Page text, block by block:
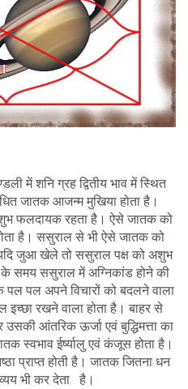
में शनि ग्रह द्वितीय भाव में स्थित
जातक आजन्म मुखिया होता है।
फलदायक रहता है। ऐसे जातक को
है। ससुराल से भी ऐसे जातक को
जुआ खेले तो ससुराल पक्ष को अशुभ
समय ससुराल में अग्निकांड होने की
पल पल अपने विचारों को बदलने वाला
इच्छा रखने वाला होता है। बाहर से
आंतरिक ऊर्जा एवं बुद्धिमत्ता का
स्वभाव ईर्ष्यालु एवं कंजूस होता है।
प्राप्त होती है। जातक जितना धन
भी कर देता है।